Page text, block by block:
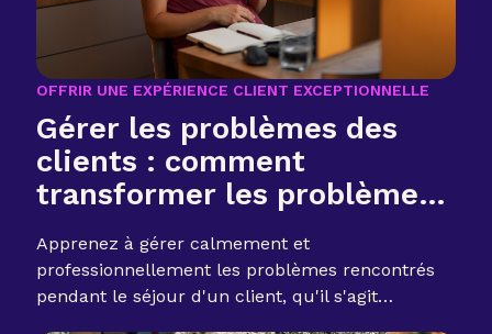
OFFRIR UNE EXPÉRIENCE CLIENT EXCEPTIONNELLE
Gérer les problèmes des
clients : comment
transformer les problèmes
Apprenez à gérer calmement et
professionnellement les problèmes rencontrés
pendant le séjour d'un client, qu'il s'agit